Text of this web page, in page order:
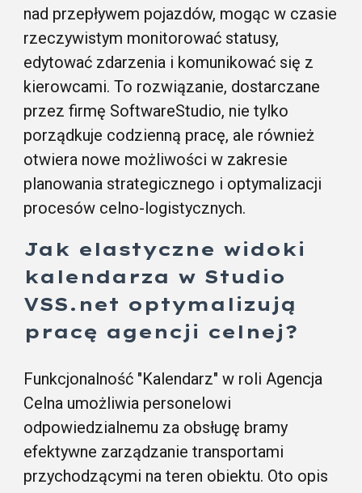
nad przepływem pojazdów, mogąc w czasie
rzeczywistym monitorować statusy,
edytować zdarzenia i komunikować się z
kierowcami. To rozwiązanie, dostarczane
przez firmę SoftwareStudio, nie tylko
porządkuje codzienną pracę, ale również
otwiera nowe możliwości w zakresie
planowania strategicznego i optymalizacji
procesów celno-logistycznych.
Jak elastyczne widoki
kalendarza w Studio
VSS.net optymalizują
pracę agencji celnej?
Funkcjonalność "Kalendarz" w roliAgencja
Celna umożliwia personelowi
odpowiedzialnemu za obsługę bramy
efektywne zarządzanie transportami
przychodzącymi na teren obiektu. Oto opis